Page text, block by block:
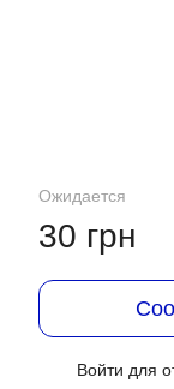
Ожидается
30 грн
Войти для